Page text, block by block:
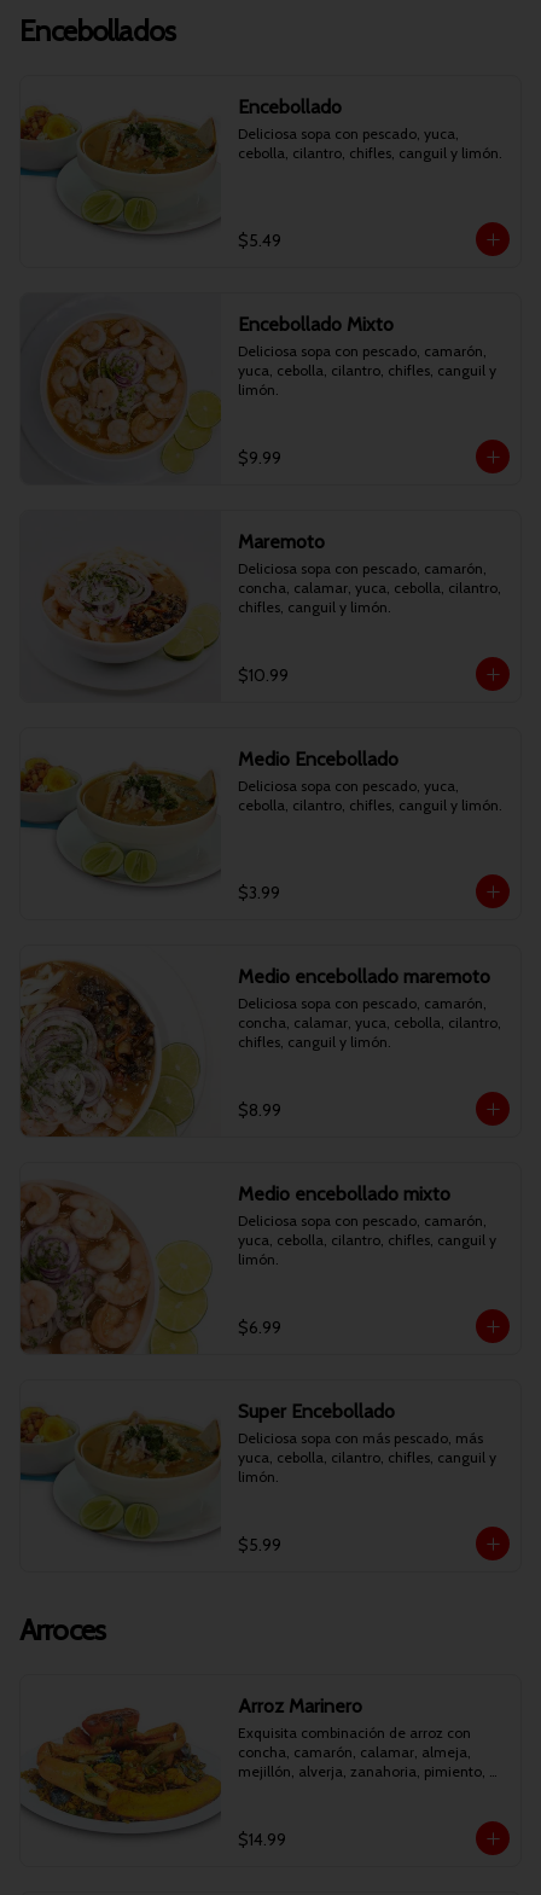
Encebollados
Encebollado
Deliciosa sopa con pescado, yuca,
cebolla, cilantro, chifles, canguil y limón.
$5.49
Encebollado Mixto
Deliciosa sopa con pescado, camarón,
yuca, cebolla, cilantro, chifles, canguil y
limón.
$9.99
Maremoto
Deliciosa sopa con pescado, camarón,
concha, calamar, yuca, cebolla, cilantro,
chifles, canguil y limón.
$10.99
Medio Encebollado
Deliciosa sopa con pescado, yuca,
cebolla, cilantro, chifles, canguil y limón.
$3.99
Medio encebollado maremoto
Deliciosa sopa con pescado, camarón,
concha, calamar, yuca, cebolla, cilantro,
chifles, canguil y limón.
$8.99
Medio encebollado mixto
Deliciosa sopa con pescado, camarón,
yuca, cebolla, cilantro, chifles, canguil y
limón.
$6.99
Super Encebollado
Deliciosa sopa con más pescado, más
yuca, cebolla, cilantro, chifles, canguil y
limón.
$5.99
Arroces
Arroz Marinero
Exquisita combinación de arroz con
concha, camarón, calamar, almeja,
mejillón, alverja, zanahoria, pimiento,
$14.99